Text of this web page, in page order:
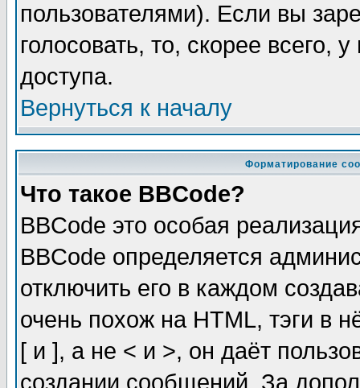
пользователями). Если вы
голосовать, то, скорее всего,
доступа.
Вернуться к началу
Форматирование
Что такое BBCode?
BBCode это особая
BBCode определяется
отключить его в каждом
очень похож на HTML, тэги в
[ и ], а не < и >, он даёт
создании сообщений. За